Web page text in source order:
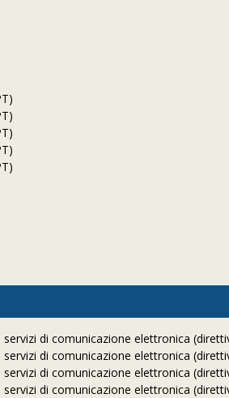
di comunicazione elettronica
di comunicazione elettronica
di comunicazione elettronica
di comunicazione elettronica